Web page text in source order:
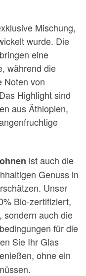
Mischung,
wurde. Die
eine
während die
Noten von
Highlight sind
aus Äthiopien,
ist auch die
Genuss in
Unser
Bio-zertifiziert,
sondern auch die
für die
Sie Ihr Glas
ohne ein